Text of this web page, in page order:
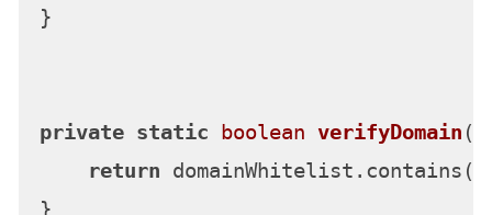
}
private static boolean verifyDomain
return